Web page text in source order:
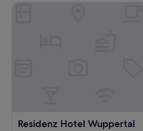
Bewertungen)
Residenz Hotel Wuppertal
Residenz Hotel Wuppertal